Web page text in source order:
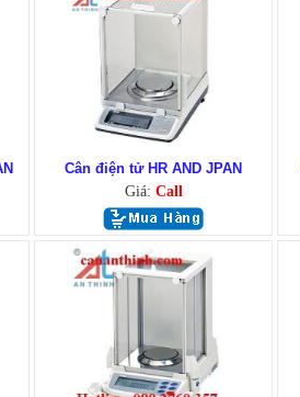
Cân điện tử HR AND JPAN
Giá: Call